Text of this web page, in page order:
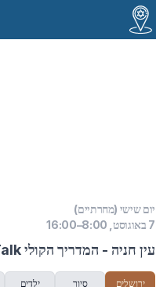
יום שישי (מחרתיים)
7 באוגוסט, 8:00–16:00
עין חניה - המדריך הקולי Trip-Talk
ירושלים סיור ילדים